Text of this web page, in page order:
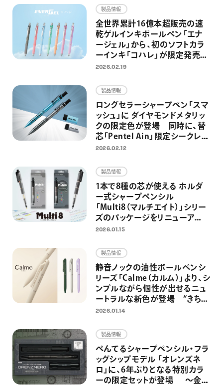
製品情報
全世界累計16億本超販売の速
乾ゲルインキボールペン「エナ
ージェル」から、初のソフトカラ
ーインキ「コハレ」が限定発売
穏やかな色合いのカラーインキ
2026.02.19
製品情報
ロングセラーシャープペン「スマ
ッシュ」に ダイヤモンドメタリッ
クの限定色が登場 同時に、替
芯「Pentel Ain」限定シークレッ
ト企画第2弾を実施
2026.02.12
製品情報
1本で8種の芯が使える ホルダ
ー式シャープペンシル
「Multi8（マルチエイト）」シリー
ズのパッケージをリニューア
ル AI時代もアナログ筆記を欠
めのマルチペンとして再訴求
2026.01.15
製品情報
静音ノックの油性ボールペンシ
リーズ「Calme（カルム）」より、シ
ンプルながら個性が出せるニュ
ートラルな新色が登場 “きちん
と”見えて“カジュアル”に使える
2026.01.14
製品情報
ぺんてるシャープペンシル・フラ
ッグシップモデル 「オレンズネ
ロ」に、6年ぶりとなる特別カラ
ーの限定セットが登場 ～金属